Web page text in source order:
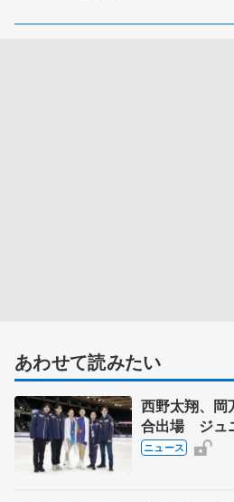
あわせて読みたい
西野太翔、岡
合出場 ジュ
花凜らデビュ
ニュース